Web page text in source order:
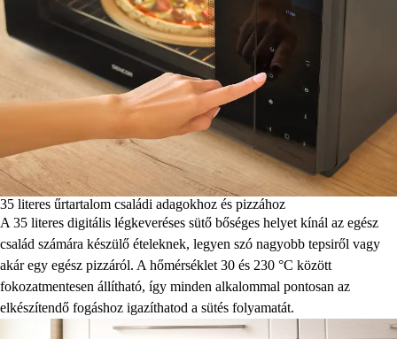
35 literes űrtartalom családi adagokhoz és pizzához
A 35 literes digitális légkeveréses sütő bőséges helyet kínál az egész
család számára készülő ételeknek, legyen szó nagyobb tepsiről vagy
akár egy egész pizzáról. A hőmérséklet 30 és 230 °C között
fokozatmentesen állítható, így minden alkalommal pontosan az
elkészítendő fogáshoz igazíthatod a sütés folyamatát.